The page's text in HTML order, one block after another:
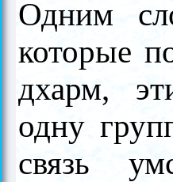
Одним
которые
дхарм,
одну
связь